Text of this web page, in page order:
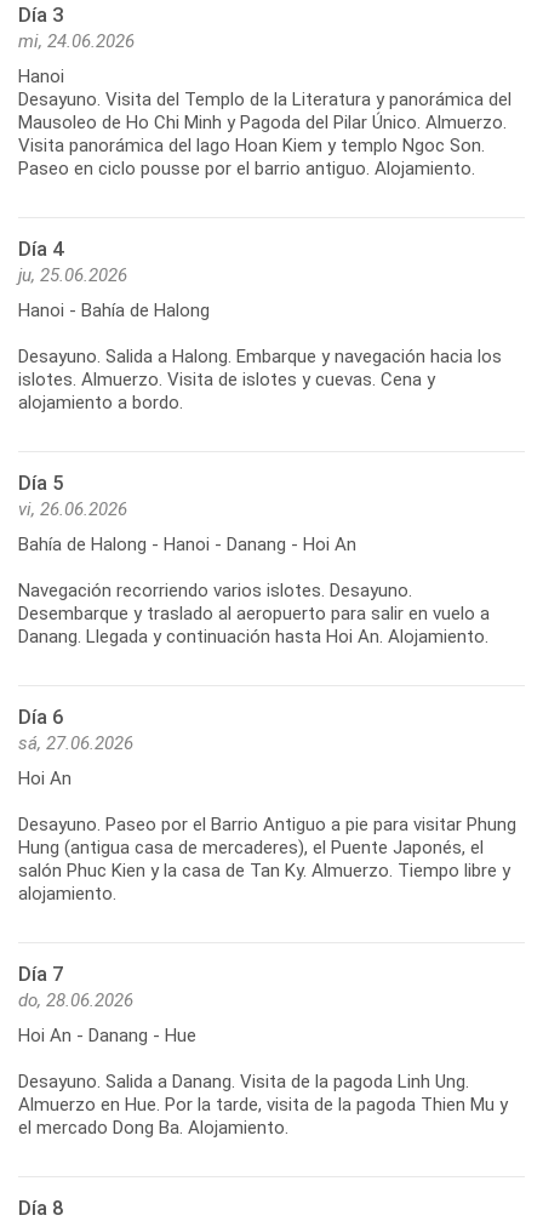
Día 3
mi, 24.06.2026
Hanoi
Desayuno. Visita del Templo de la Literatura y panorámica del
Mausoleo de Ho Chi Minh y Pagoda del Pilar Único. Almuerzo.
Visita panorámica del lago Hoan Kiem y templo Ngoc Son.
Paseo en ciclo pousse por el barrio antiguo. Alojamiento.
Día 4
ju, 25.06.2026
Hanoi - Bahía de Halong
Desayuno. Salida a Halong. Embarque y navegación hacia los
islotes. Almuerzo. Visita de islotes y cuevas. Cena y
Día 5
vi, 26.06.2026
Bahía de Halong - Hanoi - Danang - Hoi An
Navegación recorriendo varios islotes. Desayuno.
Desembarque y traslado al aeropuerto para salir en vuelo a
Día 6
sá, 27.06.2026
Hoi An
Desayuno. Paseo por el Barrio Antiguo a pie para visitar Phung
Hung (antigua casa de mercaderes), el Puente Japonés, el
salón Phuc Kien y la casa de Tan Ky. Almuerzo. Tiempo libre y
Día 7
do, 28.06.2026
Hoi An - Danang - Hue
Desayuno. Salida a Danang. Visita de la pagoda Linh Ung.
Almuerzo en Hue. Por la tarde, visita de la pagoda Thien Mu y
Día 8